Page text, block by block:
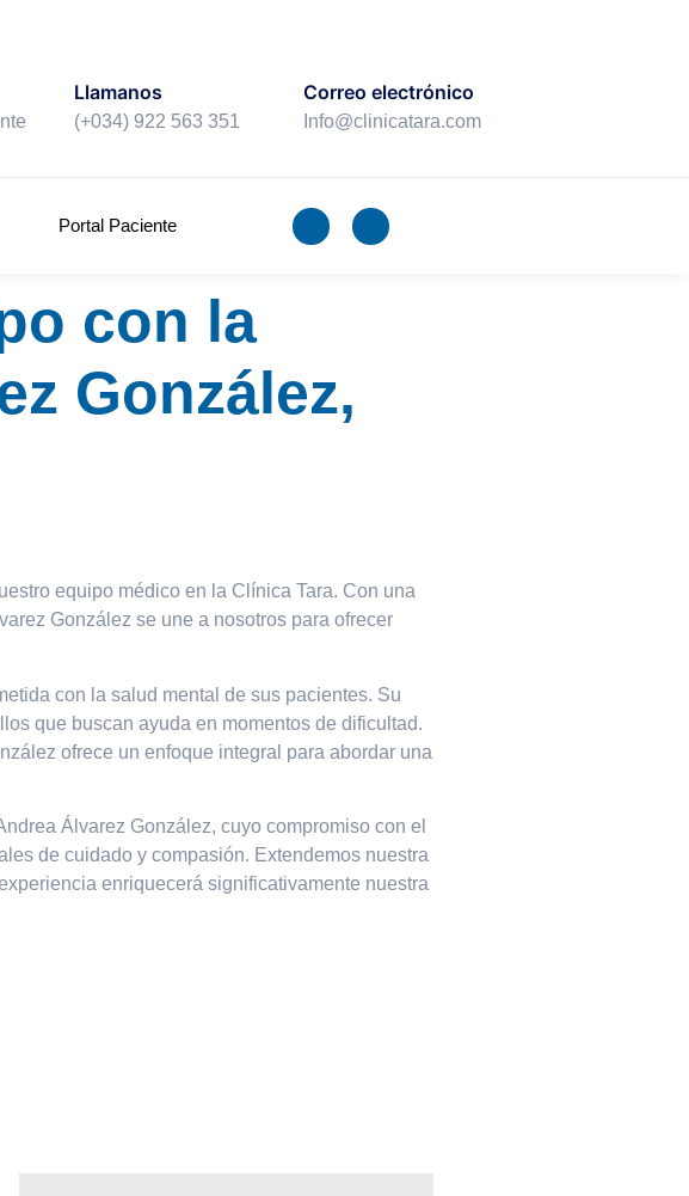
Llamanos
(+034) 922 563 351
Correo electrónico
Info@clinicatara.com
Portal Paciente
con la
González,
equipo médico en la Clínica Tara. Con una
González se une a nosotros para ofrecer
con la salud mental de sus pacientes. Su
que buscan ayuda en momentos de dificultad.
ofrece un enfoque integral para abordar una
Álvarez González, cuyo compromiso con el
de cuidado y compasión. Extendemos nuestra
enriquecerá significativamente nuestra